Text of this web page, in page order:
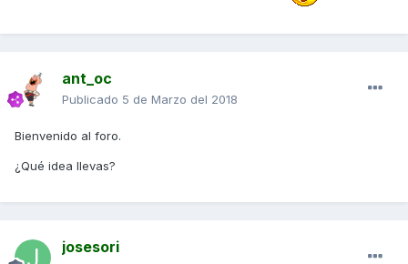
ant_oc
Publicado 5 de Marzo del 2018
Bienvenido al foro.
¿Qué idea llevas?
josesori